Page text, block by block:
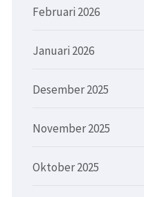
Februari 2026
Januari 2026
Desember 2025
November 2025
Oktober 2025